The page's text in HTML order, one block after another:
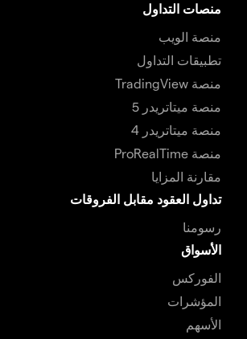
منصات التداول
منصة الويب
تطبيقات التداول
منصة TradingView
منصة ميتاتريدر 5
منصة ميتاتريدر 4
منصة ProRealTime
مقارنة المزايا
تداول العقود مقابل الفروقات
رسومنا
الأسواق
الفوركس
المؤشرات
الأسهم